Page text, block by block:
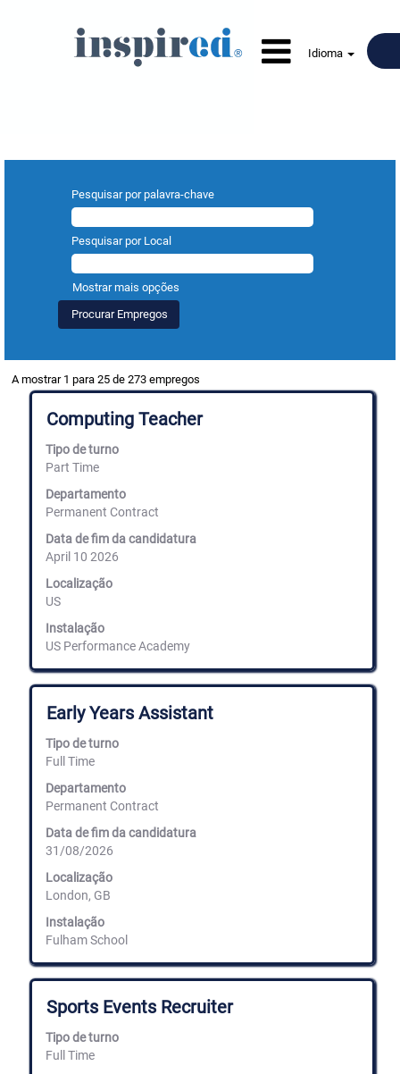
Idioma
Pesquisar por palavra-chave
Pesquisar por Local
Mostrar mais opções
A mostrar 1 para 25 de 273 empregos
resultados
"".
navegar
na
de
Título
Computing Teacher
Tipo de turno
Part Time
Departamento
Permanent Contract
Data de fim da candidatura
April 10 2026
Localização
US
Instalação
US Performance Academy
Selecione
com
a
barra
espaços
para
os
conteúdos
completos
da
informação
de
emprego.
Título
Early Years Assistant
Tipo de turno
Full Time
Departamento
Permanent Contract
Data de fim da candidatura
31/08/2026
Localização
London, GB
Instalação
Fulham School
Selecione
com
a
barra
espaços
para
os
conteúdos
completos
da
informação
de
emprego.
Título
Sports Events Recruiter
Tipo de turno
Full Time
Selecione
com
a
barra